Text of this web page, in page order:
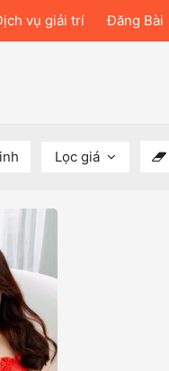
vụ giải trí Đăng Bài
Lọc giá